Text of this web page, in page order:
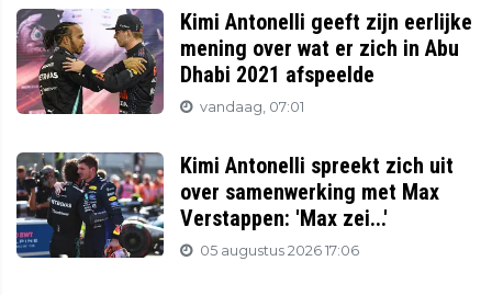
Kimi Antonelli geeft zijn eerlijke
mening over wat er zich in Abu
Dhabi 2021 afspeelde
vandaag, 07:01
Kimi Antonelli spreekt zich uit
over samenwerking met Max
Verstappen: 'Max zei...'
05 augustus 2026 17:06